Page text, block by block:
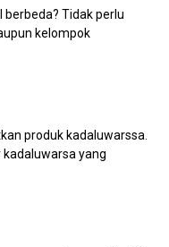
Tidak perlu
kelompok
produk kadaluwarssa.
yang